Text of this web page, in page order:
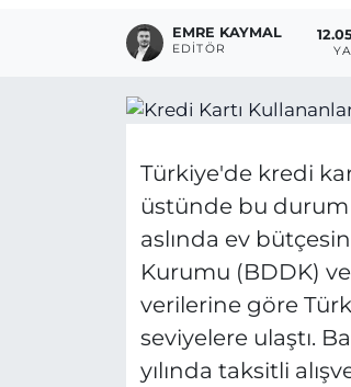
EMRE KAYMAL
EDITÖR
Türkiye'de kredi
üstünde bu durum
aslında ev
Kurumu (BDDK)
verilerine göre
seviyelere ulaştı.
yılında taksitli